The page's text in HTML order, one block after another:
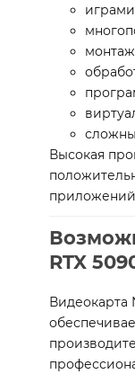
Высокая
RTX
Видеокарта